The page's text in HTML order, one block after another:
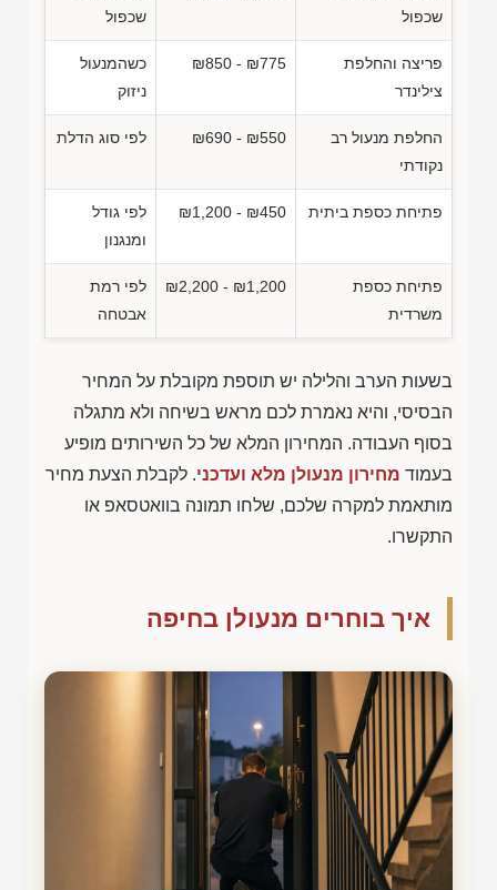
שכפול
שכפול
פריצה והחלפת
צילינדר
₪850 - ₪775
כשהמנעול
ניזוק
החלפת מנעול רב
נקודתי
₪690 - ₪550 לפי סוג הדלת
פתיחת כספת ביתית ₪1,200 - ₪450
לפי גודל
ומנגנון
פתיחת כספת
משרדית
₪2,200 - ₪1,200
לפי רמת
אבטחה
בשעות הערב והלילה יש תוספת מקובלת על המחיר
הבסיסי, והיא נאמרת לכם מראש בשיחה ולא מתגלה
בסוף העבודה. המחירון המלא של כל השירותים מופיע
בעמוד מחירון מנעולן מלא ועדכני. לקבלת הצעת מחיר
מותאמת למקרה שלכם, שלחו תמונה בוואטסאפ או
התקשרו.
איך בוחרים מנעולן בחיפה